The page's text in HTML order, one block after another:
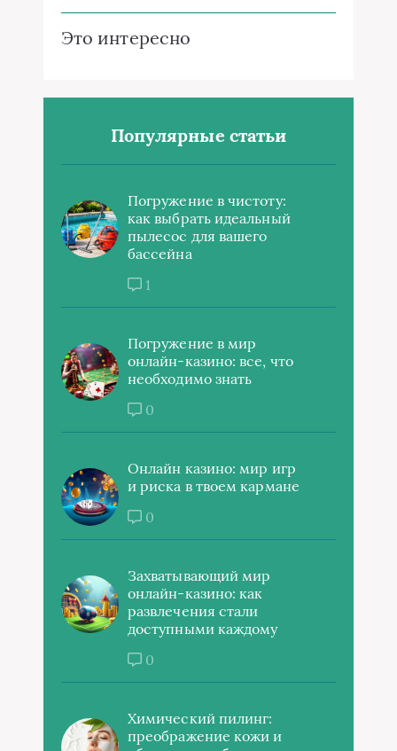
Это интересно
Популярные статьи
Погружение в чистоту:
как выбрать идеальный
пылесос для вашего
бассейна
1
Погружение в мир
онлайн-казино: все, что
необходимо знать
0
Онлайн казино: мир игр
и риска в твоем кармане
0
Захватывающий мир
онлайн-казино: как
развлечения стали
доступными каждому
0
Химический пилинг:
преображение кожи и